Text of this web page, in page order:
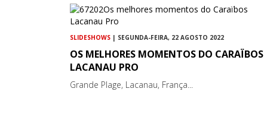
SLIDESHOWS | SEGUNDA-FEIRA, 22 AGOSTO 2022
OS MELHORES MOMENTOS DO CARAÏBOS
LACANAU PRO
Grande Plage, Lacanau, França...